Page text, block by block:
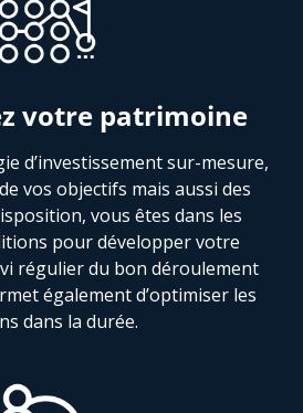
votre patrimoine
d’investissement sur-mesure,
vos objectifs mais aussi des
vous êtes dans les
pour développer votre
régulier du bon déroulement
également d’optimiser les
dans la durée.